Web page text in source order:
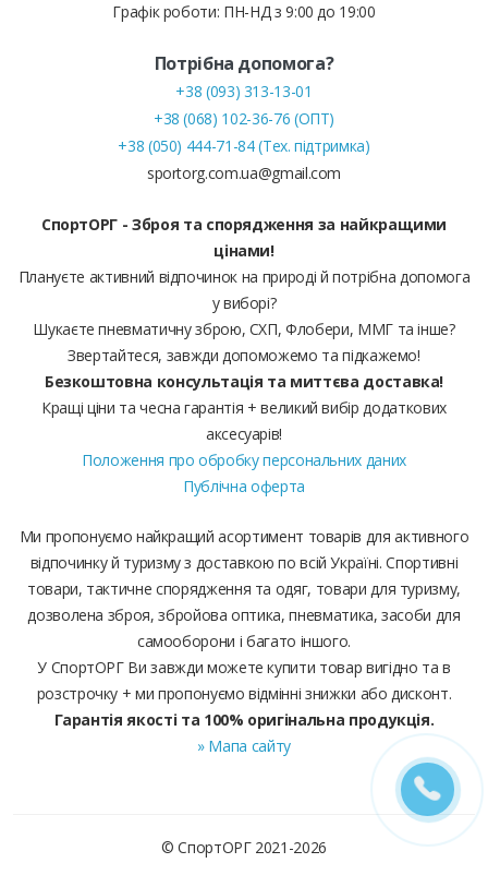
Графік роботи: ПН-НД з 9:00 до 19:00
Потрібна допомога?
+38 (093) 313-13-01
+38 (068) 102-36-76 (ОПТ)
+38 (050) 444-71-84 (Тех. підтримка)
sportorg.com.ua@gmail.com
СпортОРГ - Зброя та спорядження за найкращими
цінами!
Плануєте активний відпочинок на природі й потрібна допомога
у виборі?
Шукаєте пневматичну зброю, СХП, Флобери, ММГ та інше?
Звертайтеся, завжди допоможемо та підкажемо!
Безкоштовна консультація та миттєва доставка!
Кращі ціни та чесна гарантія + великий вибір додаткових
аксесуарів!
Положення про обробку персональних даних
Публічна оферта
Ми пропонуємо найкращий асортимент товарів для активного
відпочинку й туризму з доставкою по всій Україні. Спортивні
товари, тактичне спорядження та одяг, товари для туризму,
дозволена зброя, збройова оптика, пневматика, засоби для
самооборони і багато іншого.
У СпортОРГ Ви завжди можете купити товар вигідно та в
розстрочку + ми пропонуємо відмінні знижки або дисконт.
Гарантія якості та 100% оригінальна продукція.
» Мапа сайту
© СпортОРГ 2021-2026